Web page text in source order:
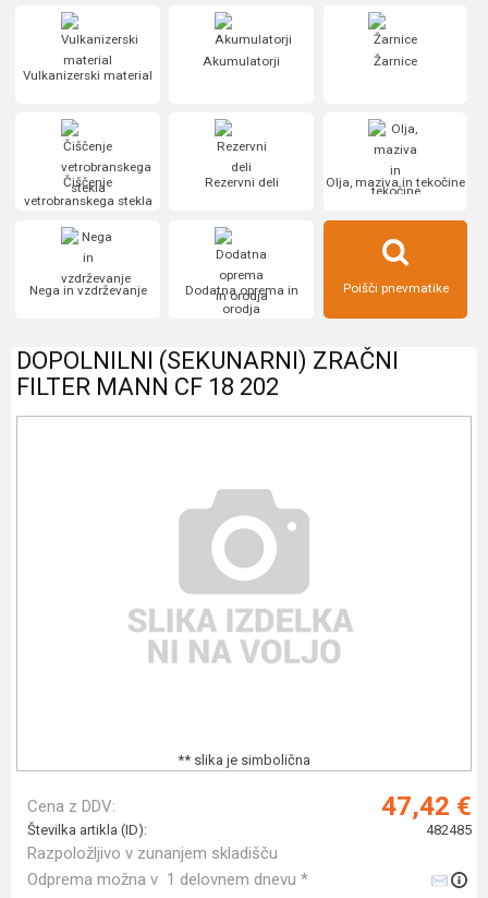
Vulkanizerski material
Akumulatorji Žarnice
Čiščenje
vetrobranskega stekla
Rezervni deli Olja, maziva in tekočine
Nega in vzdrževanje
Dodatna oprema in
orodja
Poišči pnevmatike
DOPOLNILNI (SEKUNARNI) ZRAČNI
FILTER MANN CF 18 202
** slika je simbolična
Cena z DDV: 47,42 €
Številka artikla (ID): 482485
Razpoložljivo v zunanjem skladišču
Odprema možna v 1 delovnem dnevu *